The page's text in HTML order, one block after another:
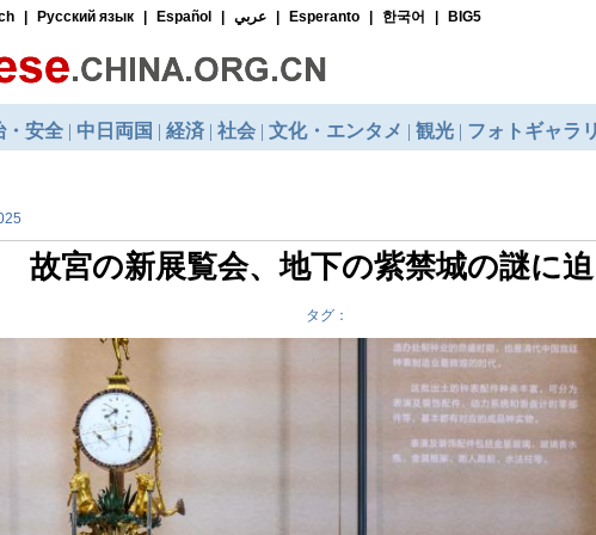
故宮の新展覧会、地下の紫禁城の謎に
タグ：